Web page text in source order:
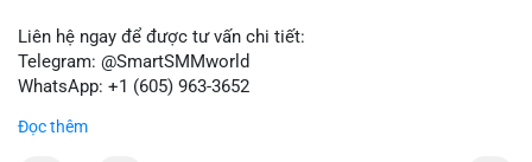
Liên hệ ngay để được tư vấn chi tiết:
Telegram: @SmartSMMworld
WhatsApp: +1 (605) 963-3652
Lưu ý: Việc mua bán tài khoản có thể vi phạm điều khoản dịch
Đọc thêm